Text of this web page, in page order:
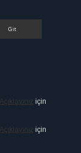
için
için